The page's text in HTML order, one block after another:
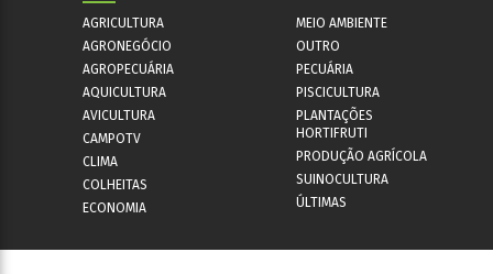
AGRICULTURA
AGRONEGÓCIO
AGROPECUÁRIA
AQUICULTURA
AVICULTURA
CAMPOTV
CLIMA
COLHEITAS
ECONOMIA
MEIO AMBIENTE
OUTRO
PECUÁRIA
PISCICULTURA
PLANTAÇÕES
HORTIFRUTI
PRODUÇÃO AGRÍCOLA
SUINOCULTURA
ÚLTIMAS